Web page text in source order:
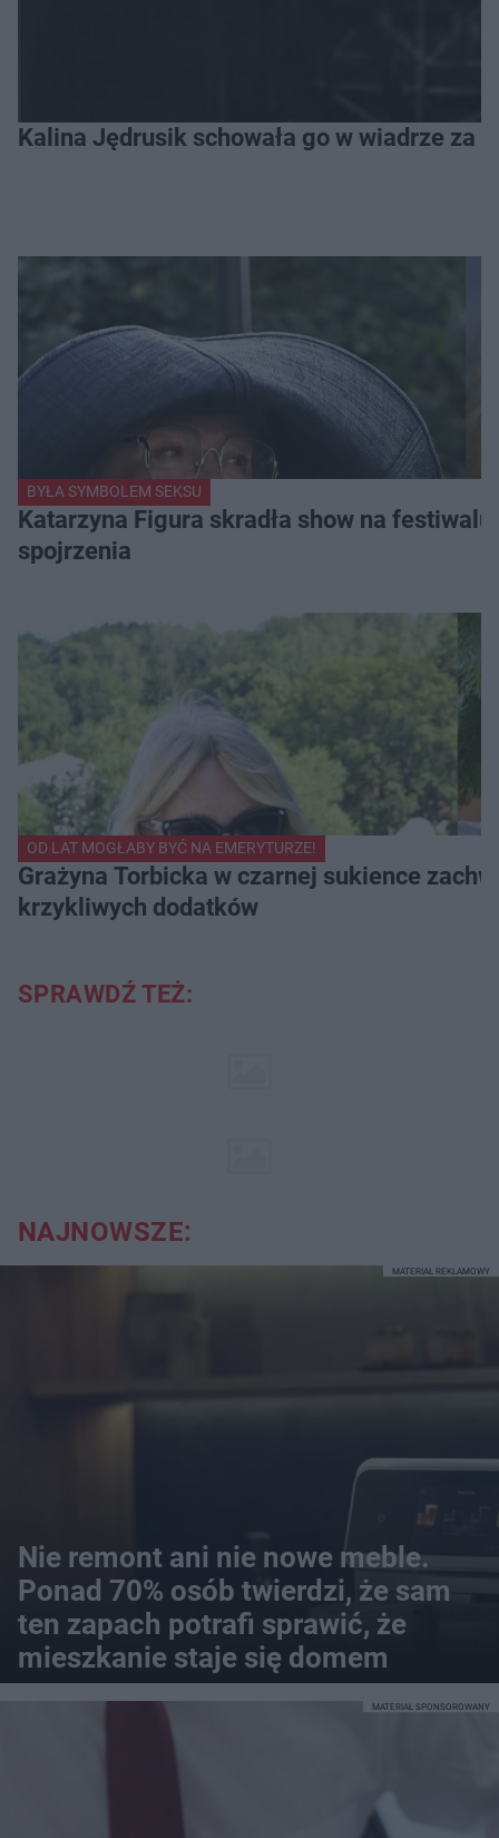
Kalina Jędrusik schowała go w wiadrze za
BYŁA SYMBOLEM SEKSU
Katarzyna Figura skradła show na
spojrzenia
OD LAT MOGŁABY BYĆ NA EMERYTURZE!
Grażyna Torbicka w czarnej sukience
krzykliwych dodatków
SPRAWDŹ TEŻ:
NAJNOWSZE:
Nie remont ani nie nowe meble.
Ponad 70% osób twierdzi, że sam
ten zapach potrafi sprawić, że
mieszkanie staje się domem
MATERIAŁ REKLAMOWY
MATERIAŁ SPONSOROWANY